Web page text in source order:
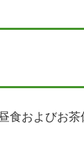
食およびお茶